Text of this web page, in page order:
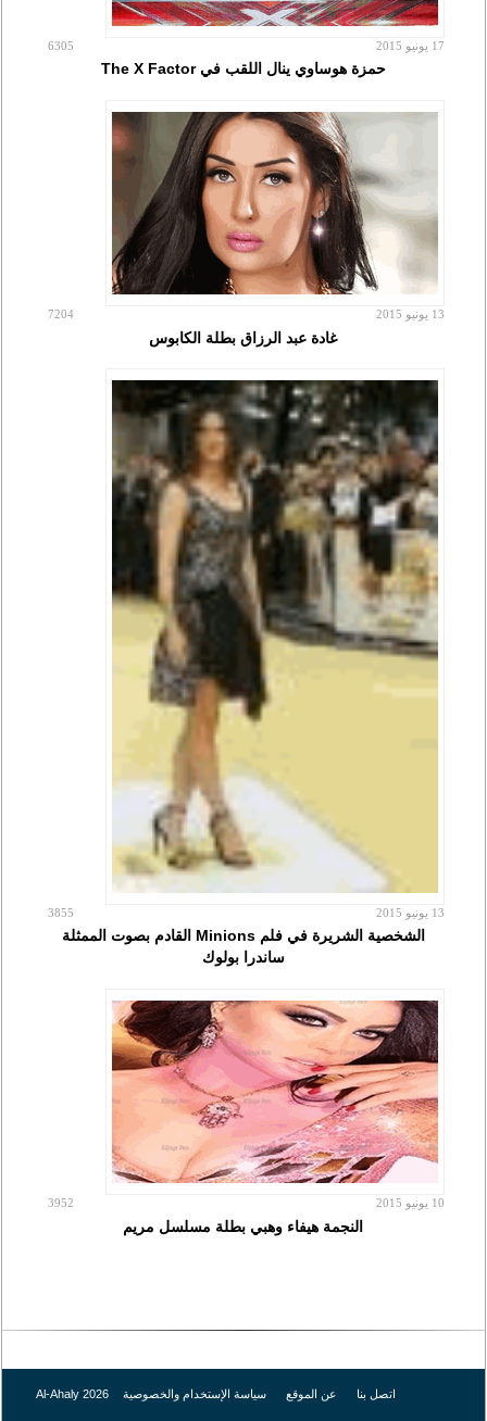
17 يونيو 2015 6305
حمزة هوساوي ينال اللقب في The X Factor
13 يونيو 2015 7204
غادة عبد الرزاق بطلة الكابوس
13 يونيو 2015 3855
الشخصية الشريرة في فلم Minions القادم بصوت الممثلة
ساندرا بولوك
10 يونيو 2015 3952
النجمة هيفاء وهبي بطلة مسلسل مريم
اتصل بنا عن الموقع سياسة الإستخدام والخصوصية Al-Ahaly 2026